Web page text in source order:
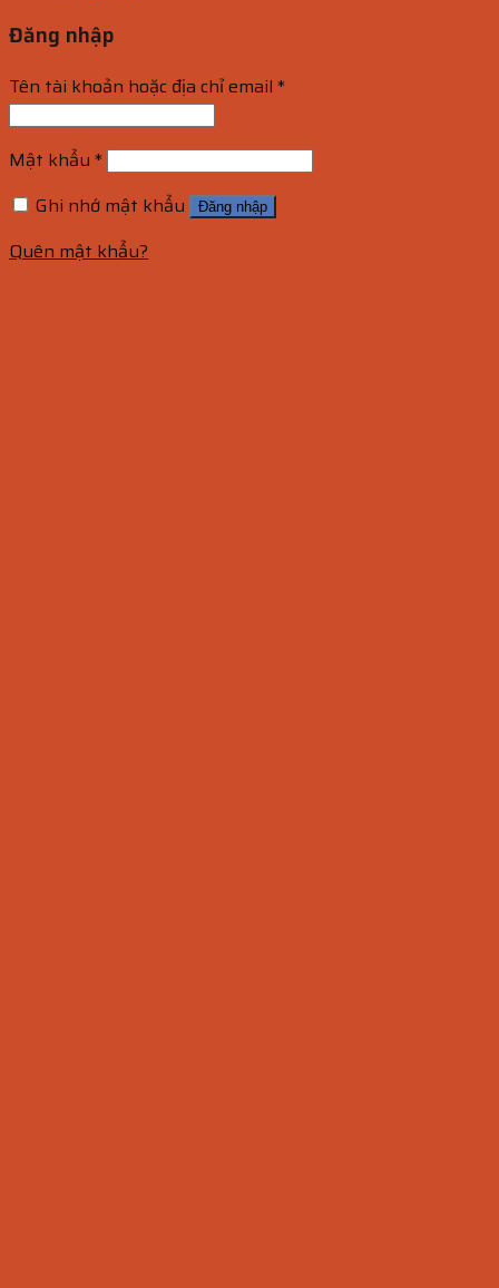
Đăng nhập
Tên tài khoản hoặc địa chỉ email *
Mật khẩu *
Ghi nhớ mật khẩu
Đăng nhập
Quên mật khẩu?